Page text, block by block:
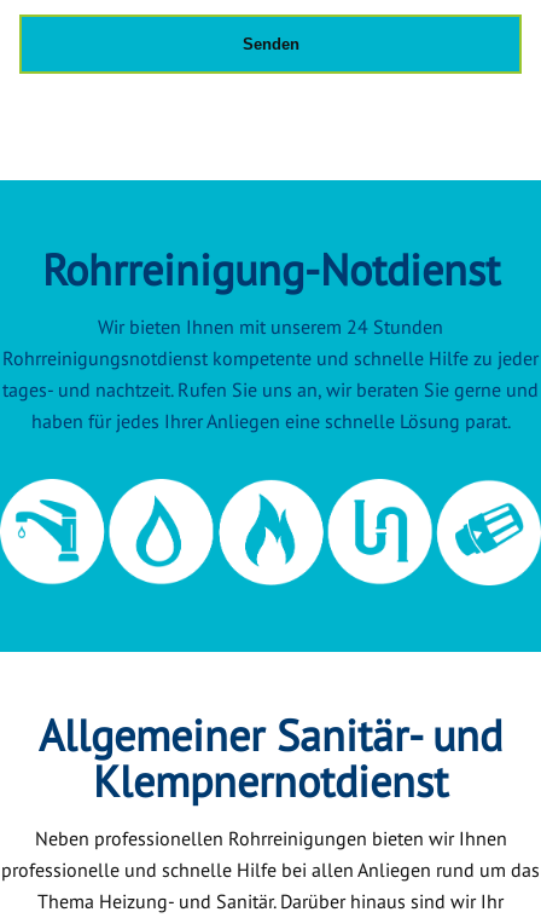
Rohrreinigung-Notdienst
Wir bieten Ihnen mit unserem 24 Stunden
Rohrreinigungsnotdienst kompetente und schnelle Hilfe zu jeder
tages- und nachtzeit. Rufen Sie uns an, wir beraten Sie gerne und
haben für jedes Ihrer Anliegen eine schnelle Lösung parat.
Allgemeiner Sanitär- und
Klempnernotdienst
Neben professionellen Rohrreinigungen bieten wir Ihnen
professionelle und schnelle Hilfe bei allen Anliegen rund um das
Thema Heizung- und Sanitär. Darüber hinaus sind wir Ihr